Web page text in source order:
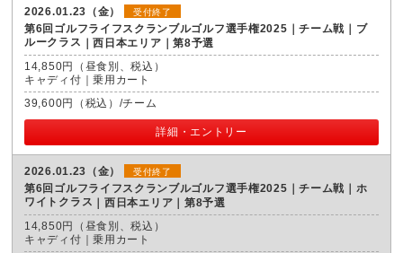
2026.01.23（金） 受付終了
第6回ゴルフライフスクランブルゴルフ選手権2025｜チーム戦｜ブ
ルークラス
西日本エリア｜第8予選
14,850円（昼食別、税込）
キャディ付｜乗用カート
39,600円（税込）/チーム
詳細・エントリー
2026.01.23（金） 受付終了
第6回ゴルフライフスクランブルゴルフ選手権2025｜チーム戦｜ホ
ワイトクラス
西日本エリア｜第8予選
14,850円（昼食別、税込）
キャディ付｜乗用カート